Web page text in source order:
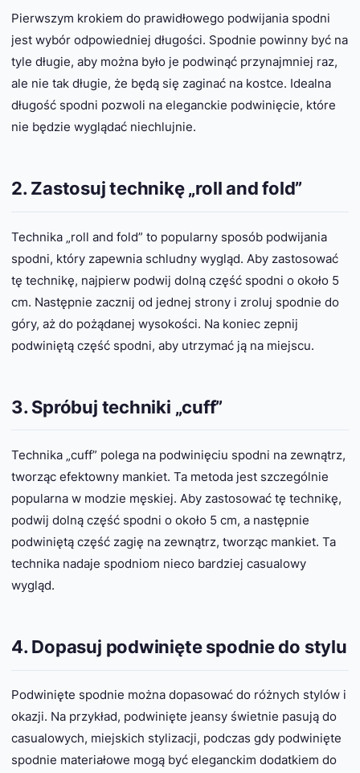
Pierwszym krokiem do prawidłowego podwijania spodni
jest wybór odpowiedniej długości. Spodnie powinny być na
tyle długie, aby można było je podwinąć przynajmniej raz,
ale nie tak długie, że będą się zaginać na kostce. Idealna
długość spodni pozwoli na eleganckie podwinięcie, które
nie będzie wyglądać niechlujnie.
2. Zastosuj technikę „roll and fold”
Technika „roll and fold” to popularny sposób podwijania
spodni, który zapewnia schludny wygląd. Aby zastosować
tę technikę, najpierw podwij dolną część spodni o około 5
cm. Następnie zacznij od jednej strony i zroluj spodnie do
góry, aż do pożądanej wysokości. Na koniec zepnij
podwiniętą część spodni, aby utrzymać ją na miejscu.
3. Spróbuj techniki „cuff”
Technika „cuff” polega na podwinięciu spodni na zewnątrz,
tworząc efektowny mankiet. Ta metoda jest szczególnie
popularna w modzie męskiej. Aby zastosować tę technikę,
podwij dolną część spodni o około 5 cm, a następnie
podwiniętą część zagię na zewnątrz, tworząc mankiet. Ta
technika nadaje spodniom nieco bardziej casualowy
wygląd.
4. Dopasuj podwinięte spodnie do stylu
Podwinięte spodnie można dopasować do różnych stylów i
okazji. Na przykład, podwinięte jeansy świetnie pasują do
casualowych, miejskich stylizacji, podczas gdy podwinięte
spodnie materiałowe mogą być eleganckim dodatkiem do